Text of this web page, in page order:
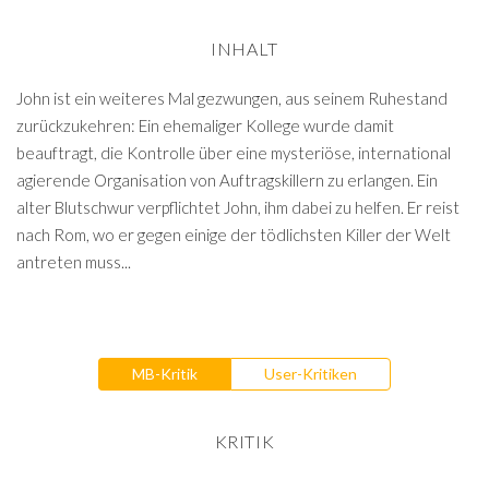
INHALT
John ist ein weiteres Mal gezwungen, aus seinem Ruhestand
zurückzukehren: Ein ehemaliger Kollege wurde damit
beauftragt, die Kontrolle über eine mysteriöse, international
agierende Organisation von Auftragskillern zu erlangen. Ein
alter Blutschwur verpflichtet John, ihm dabei zu helfen. Er reist
nach Rom, wo er gegen einige der tödlichsten Killer der Welt
antreten muss...
MB-Kritik User-Kritiken
KRITIK